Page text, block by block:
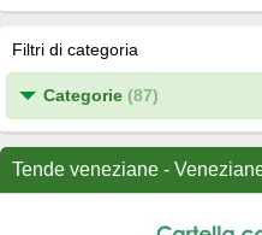
Filtri di categoria
Categorie (87)
Tende veneziane -